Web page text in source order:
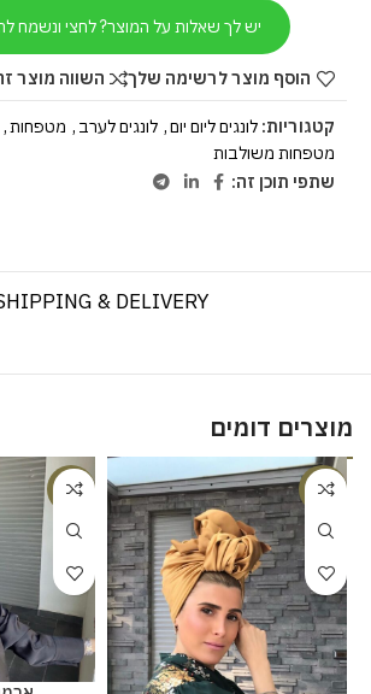
יש לך שאלות על המוצר? לחצי ונשמח
הוסף מוצר לרשימה שלך השווה מוצר
קטגוריות: לונגים ליום יום, לונגים לערב , מטפחות,
מטפחות משולבות
שתפי תוכן זה:
& DELIVERY
מוצרים דומים
-20%
-20%